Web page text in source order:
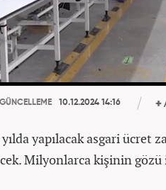
GÜNCELLEME 10.12.2024 14:16
yapılacak asgari ücret
Milyonlarca kişinin gözü